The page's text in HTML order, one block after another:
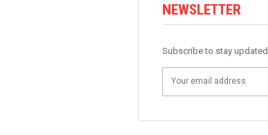
NEWSLETTER
Subscribe to stay updated.